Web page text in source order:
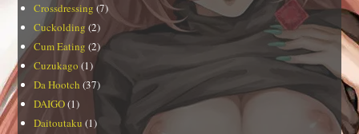
Crossdressing (7)
Cuckolding (2)
Cum Eating (2)
Cuzukago (1)
Da Hootch (37)
DAIGO(1)
Daitoutaku (1)